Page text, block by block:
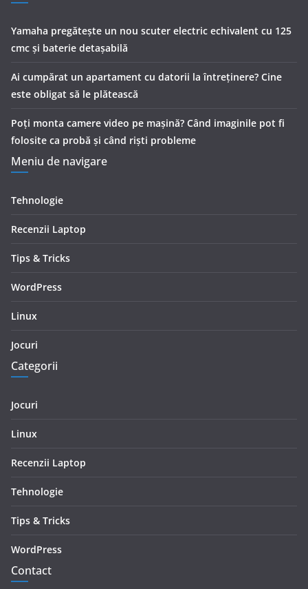
Yamaha pregătește un nou scuter electric echivalent cu 125
cmc și baterie detașabilă
Ai cumpărat un apartament cu datorii la întreținere? Cine
este obligat să le plătească
Poți monta camere video pe mașină? Când imaginile pot fi
folosite ca probă și când riști probleme
Meniu de navigare
Tehnologie
Recenzii Laptop
Tips & Tricks
WordPress
Linux
Jocuri
Categorii
Jocuri
Linux
Recenzii Laptop
Tehnologie
Tips & Tricks
WordPress
Contact